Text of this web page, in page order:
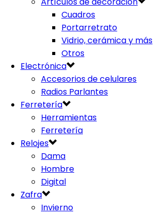
Cuadros
Portarretrato
Vidrio, cerámica y más
Otros
Electrónica
Accesorios de celulares
Radios Parlantes
Ferretería
Herramientas
Ferretería
Relojes
Dama
Hombre
Digital
Zafra
Invierno